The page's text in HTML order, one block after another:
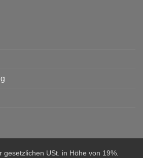
gesetzlichen USt. in Höhe von 19%.